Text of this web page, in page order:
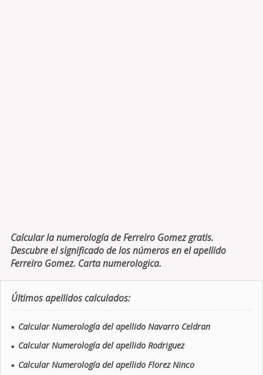
Calcular la numerología de Ferreiro Gomez gratis.
Descubre el significado de los números en el apellido
Ferreiro Gomez. Carta numerologica.
Últimos apellidos calculados:
■ Calcular Numerología del apellido Navarro Celdran
■ Calcular Numerología del apellido Rodriguez
■ Calcular Numerología del apellido Florez Ninco